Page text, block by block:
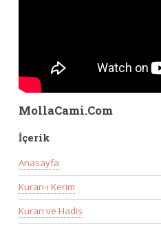
MollaCami.Com
İçerik
Anasayfa
Kuran-ı Kerim
Kuran ve Hadis